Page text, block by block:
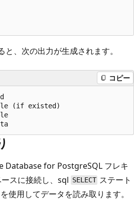
、次の出力が生成されます。
コピー
(if existed)
Database for PostgreSQL フレキ
スに接続し、sql SELECT ステート
使用してデータを読み取ります。